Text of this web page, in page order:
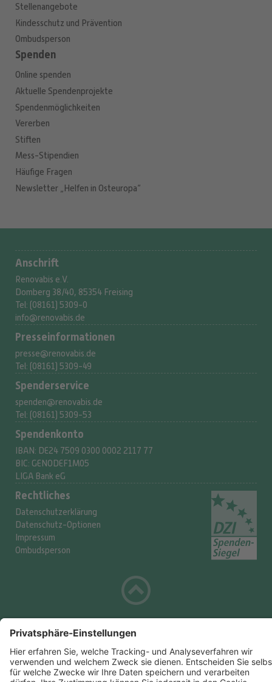
Stellenangebote
Kindesschutz und Prävention
Ombudsperson
Spenden
Online spenden
Aktuelle Spendenprojekte
Spendenmöglichkeiten
Vererben
Stiften
Mess-Stipendien
Häufige Fragen
Newsletter „Helfen in Osteuropa“
Anschrift
Renovabis e.V.
Domberg 38/40, 85354 Freising
Tel: (08161) 5309-0
info@renovabis.de
Presse­informationen
presse@renovabis.de
Tel: (08161) 5309-49
Spenderservice
spenden@renovabis.de
Tel: (08161) 5309-53
Spendenkonto
IBAN: DE24 7509 0300 0002 2117 77
BIC: GENODEF1M05
LIGA Bank eG
Rechtliches
Datenschutzerklärung
Datenschutz-Optionen
Impressum
Ombudsperson